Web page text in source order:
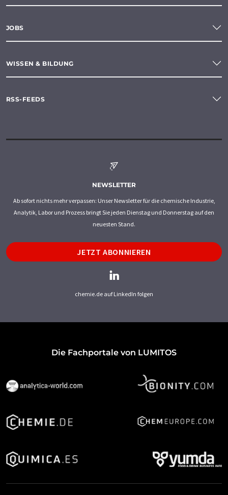
JOBS
WISSEN & BILDUNG
RSS-FEEDS
NEWSLETTER
Ab sofort nichts mehr verpassen: Unser Newsletter für die chemische Industrie,
Analytik, Labor und Prozess bringt Sie jeden Dienstag und Donnerstag auf den
neuesten Stand.
JETZT ABONNIEREN
chemie.de auf LinkedIn folgen
Die Fachportale von LUMITOS